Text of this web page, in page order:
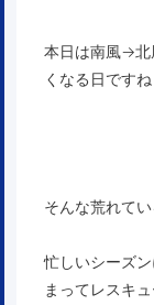
本日は南風→北
くなる日ですね
そんな荒れてい
忙しいシーズ
まってレスキ